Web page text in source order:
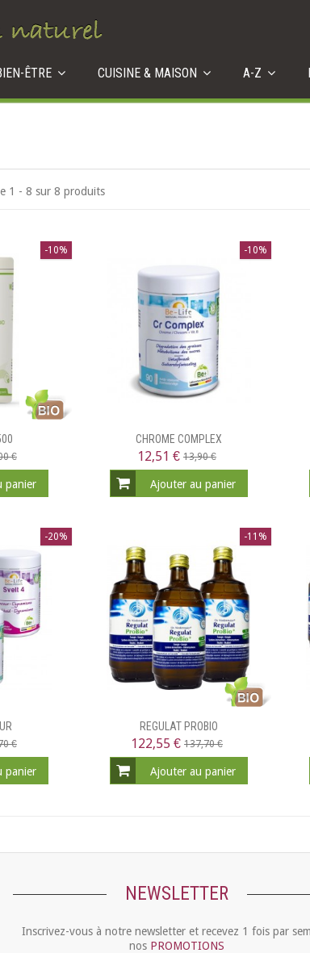
ÊTRE CUISINE & MAISON A-Z
1 - 8 sur 8 produits
-10%
€
panier
-10%
CHROME COMPLEX
12,51 € 13,90 €
Ajouter au panier
-20%
€
panier
-11%
REGULAT PROBIO
122,55 € 137,70 €
Ajouter au panier
NEWSLETTER
Inscrivez-vous à notre newsletter et recevez 1 fois par
nos PROMOTIONS